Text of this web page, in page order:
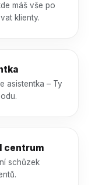
máš vše po
klienty.
asistentka – Ty
centrum
schůzek